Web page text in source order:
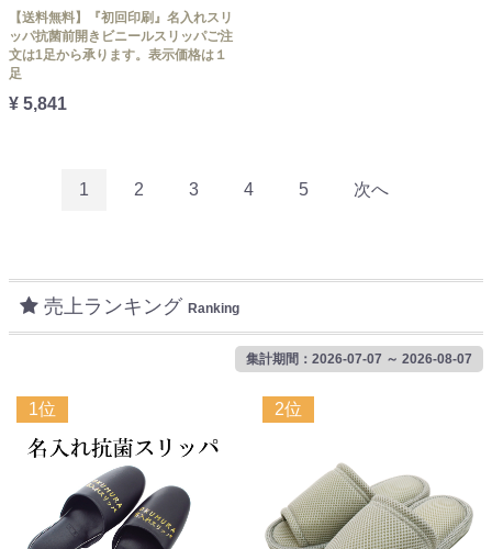
【送料無料】『初回印刷』名入れスリ
ッパ抗菌前開きビニールスリッパご注
文は1足から承ります。表示価格は１
足
¥ 5,841
1 2 3 4 5 次へ
売上ランキング Ranking
集計期間：2026-07-07 ～ 2026-08-07
1位 2位